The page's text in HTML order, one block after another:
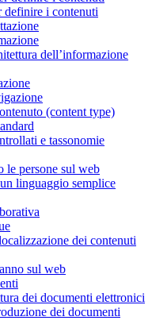
definire i contenuti
dell’informazione
(content type)
e tassonomie
le persone sul web
linguaggio semplice
dei contenuti
sul web
dei documenti elettronici
dei documenti